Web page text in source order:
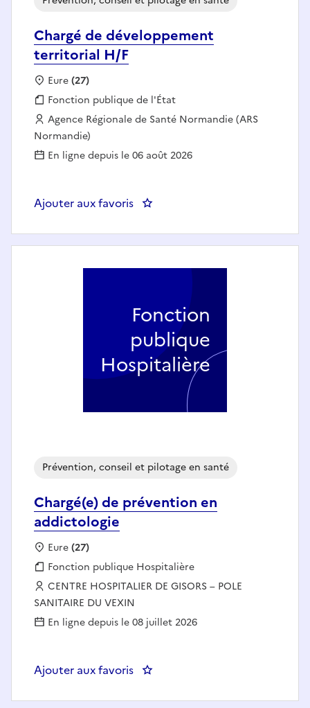
Chargé de développement
territorial H/F
Localisation :
Eure(27)
Fonction publique :
Fonction publique de l'État
Employeur :
Agence Régionale de Santé Normandie (ARS
Normandie)
En ligne depuis le 06 août 2026
Ajouter aux favoris : Chargé de développement
Chargé(e) de prévention en
addictologie
Prévention, conseil et pilotage en santé
Localisation :
Eure(27)
Fonction publique :
Fonction publique Hospitalière
Employeur :
CENTRE HOSPITALIER DE GISORS – POLE
SANITAIRE DU VEXIN
En ligne depuis le 08 juillet 2026
Ajouter aux favoris : Chargé(e) de prévention en
Fonction
publique
Hospitalière